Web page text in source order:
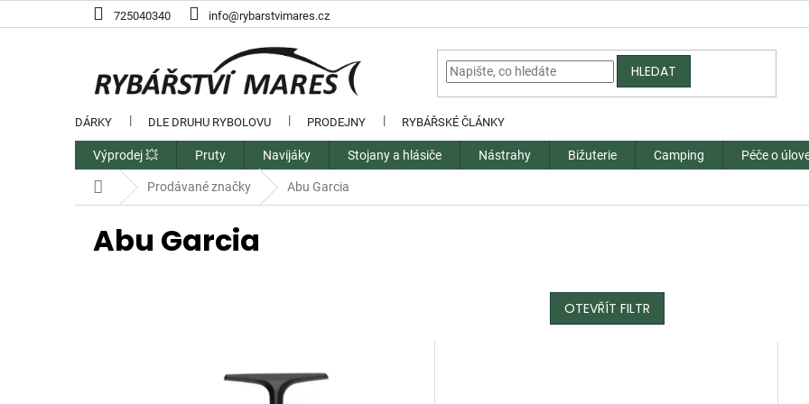
na
725040340 info@rybarstvimares.cz
DÁRKY DLE DRUHU RYBOLOVU PRODEJNY RYBÁŘSKÉ ČLÁNKY
HLEDAT
Výprodej 💥 Pruty Navijáky Stojany a hlásiče Nástrahy Bižuterie Camping Péče o
Domů Prodávané značky Abu Garcia
Abu Garcia
OTEVŘÍT FILTR